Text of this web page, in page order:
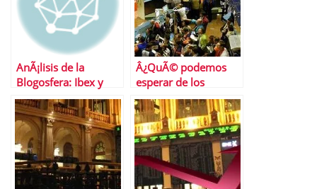
AnÃ¡lisis de la
Blogosfera: Ibex y
Repsol
Â¿QuÃ© podemos
esperar de los
mercados?